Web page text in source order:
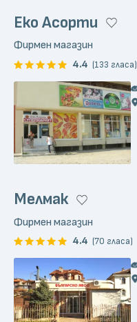
Еко Асорти
Фирмен магазин
4.4 (133 гласа)
Мелмак
Фирмен магазин
4.4 (70 гласа)